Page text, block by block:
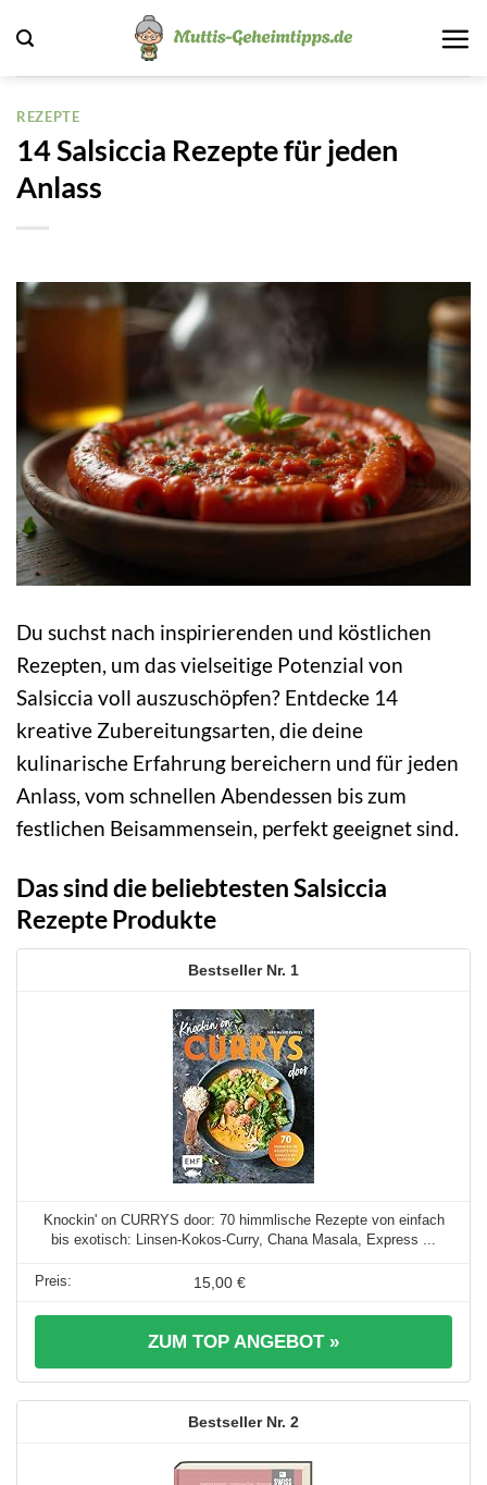
Inhalt
springen
REZEPTE
14 Salsiccia Rezepte für jeden
Anlass
Du suchst nach inspirierenden und köstlichen
Rezepten, um das vielseitige Potenzial von
Salsiccia voll auszuschöpfen? Entdecke 14
kreative Zubereitungsarten, die deine
kulinarische Erfahrung bereichern und für jeden
Anlass, vom schnellen Abendessen bis zum
festlichen Beisammensein, perfekt geeignet sind.
Das sind die beliebtesten Salsiccia
Rezepte Produkte
1
Knockin' on CURRYS door: 70 himmlische Rezepte von einfach
bis exotisch: Linsen-Kokos-Curry, Chana Masala, Express ...
15,00 €
ZUM TOP ANGEBOT »
2